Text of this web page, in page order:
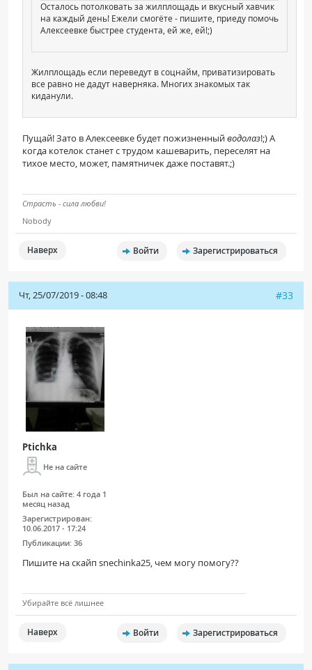
Спросить врача
ПОМОЩЬ
Осталось потолковать за жилплощадь и вкусный хавчик
на каждый день! Ежели смогёте - пишите, приеду помочь
Алексеевке быстрее студента, ей же, ей!;)
Жилплощадь если переведут в соцнайм, приватизировать
все равно не дадут наверняка. Многих знакомых так
киданули.
Пущай! Зато в Алексеевке будет пожизненныйводолаз!;) А
когда котелок станет с трудом кашеварить, переселят на
тихое место, может, памятничек даже поставят.;)
Страсть - сила любви!
Nobody
Наверх Войти Зарегистрироваться
Чт, 25/07/2019 - 08:48 #33
Ptichka
Не на сайте
Был на сайте: 4 года 1
месяц назад
Зарегистрирован:
10.06.2017 - 17:24
Публикации: 36
Пишите на скайп snechinka25, чем могу помогу??
Убирайте всё лишнее
Наверх Войти Зарегистрироваться